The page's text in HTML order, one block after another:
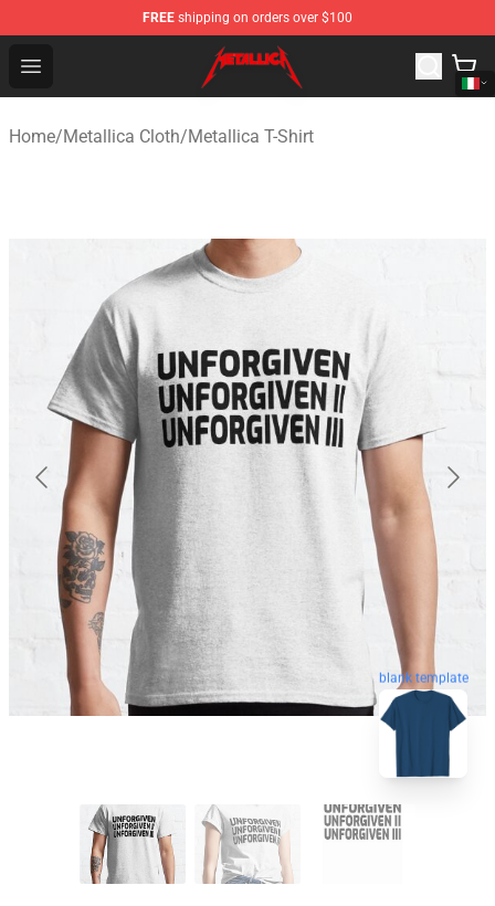
FREE shipping on orders over $100
Open menu
Metallica Store - Official Metallica Merchandise Shop
Home/Metallica Cloth/Metallica T-Shirt
blank template